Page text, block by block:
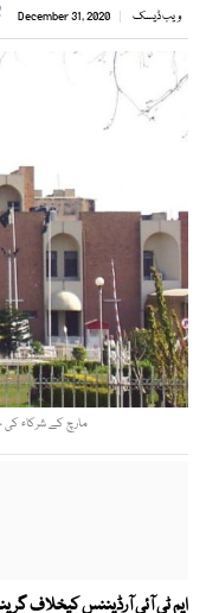
ویب ڈیسک December 31, 2020
مارچ کے شرکاء
ایم ٹی آئی آرڈیننس کیخلاف